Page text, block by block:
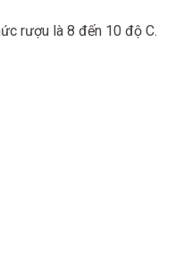
rượu là 8 đến 10 độ C.